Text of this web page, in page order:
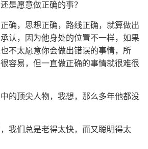
是愿意做正确的事？
确，思想正确，路线正确，就算做出
认，因为他身处的位置不一样，如果
不太愿意你会做出错误的事情，所
容易，但一直做正确的事情就很难很
的顶尖人物，我想，那么多年他都没
我们总是老得太快，而又聪明得太